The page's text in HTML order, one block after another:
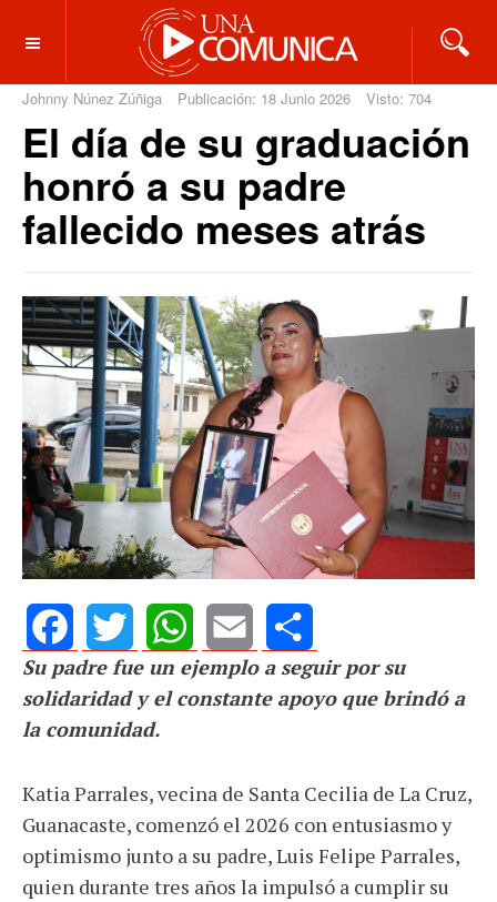
OFF CANVAS
Johnny Núnez Zúñiga Publicación: 18 Junio 2026 Visto: 704
El día de su graduación
honró a su padre
fallecido meses atrás
FacebookTwitter WhatsApp
Email Share
Su padre fue un ejemplo a seguir por su
solidaridad y el constante apoyo que brindó a
la comunidad.
Katia Parrales, vecina de Santa Cecilia de La Cruz,
Guanacaste, comenzó el 2026 con entusiasmo y
optimismo junto a su padre, Luis Felipe Parrales,
quien durante tres años la impulsó a cumplir su